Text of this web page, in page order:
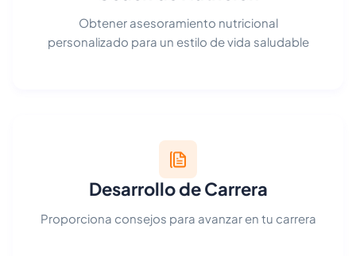
Obtener asesoramiento nutricional
personalizado para un estilo de vida saludable
Desarrollo de Carrera
Proporciona consejos para avanzar en tu carrera